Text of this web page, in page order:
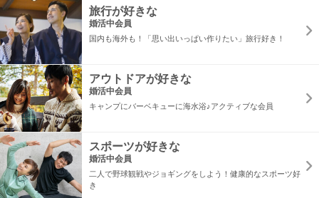
旅行が好きな
婚活中会員
国内も海外も！「思い出いっぱい作りたい」旅行好き！
アウトドアが好きな
婚活中会員
キャンプにバーベキューに海水浴♪アクティブな会員
スポーツが好きな
婚活中会員
二人で野球観戦やジョギングをしよう！健康的なスポーツ好
き